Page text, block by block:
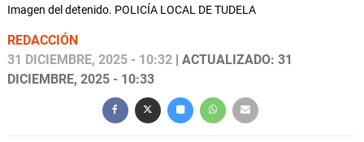
Imagen del detenido. POLICÍA LOCAL DE TUDELA
REDACCIÓN
31 DICIEMBRE, 2025 - 10:32 | ACTUALIZADO: 31
DICIEMBRE, 2025 - 10:33